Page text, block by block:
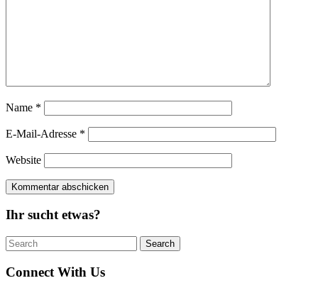
Name *
E-Mail-Adresse *
Website
Ihr sucht etwas?
Search
for:
Search
Connect With Us